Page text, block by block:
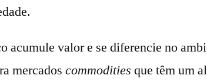
acumule valor e se diferencie no
mercados commodities que têm um